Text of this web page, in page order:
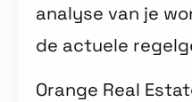
analyse van je
de actuele
Orange Real